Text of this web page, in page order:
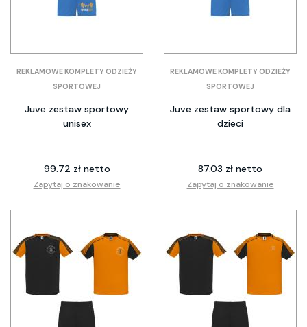
REKLAMOWE KOMPLETY ODZIEŻY
SPORTOWEJ
Juve zestaw sportowy
unisex
99.72 zł netto
Zapytaj o znakowanie
REKLAMOWE KOMPLETY ODZIEŻY
SPORTOWEJ
Juve zestaw sportowy dla
dzieci
87.03 zł netto
Zapytaj o znakowanie